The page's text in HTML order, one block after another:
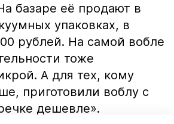
базаре её продают в
упаковках, в
рублей. На самой вобле
тоже
А для тех, кому
приготовили воблу с
дешевле».